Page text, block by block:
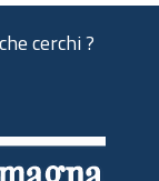
cerchi ?